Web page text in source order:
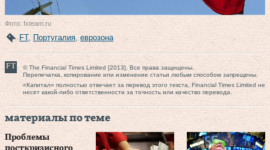
Фото: fxteam.ru
FT, Португалия, еврозона
© The Financial Times Limited [2013]. Все права защищены.
Перепечатка, копирование или изменение статьи любым способом запрещены.
«Капитал» полностью отвечает за перевод этого текста, Financial Times Limited не
несет какой-либо ответственности за точность или качество перевода.
материалы по теме
Проблемы